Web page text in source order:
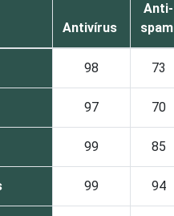
Antivírus
Anti-
spam
98 73
97 70
99 85
99 94